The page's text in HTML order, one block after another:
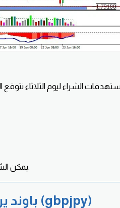
يمكن الشراء من 1.7960 الوقف 1.7870 الهدف 150 - 200 نقطه.
باوند ين - المجنون (gbpjpy)